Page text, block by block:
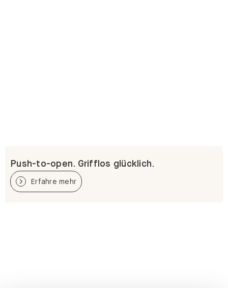
Push-to-open. Grifflos glücklich.
Erfahre mehr